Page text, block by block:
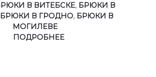
В ВИТЕБСКЕ, БРЮКИ В
БРЮКИ В ГРОДНО, БРЮКИ В
МОГИЛЕВЕ
ПОДРОБНЕЕ